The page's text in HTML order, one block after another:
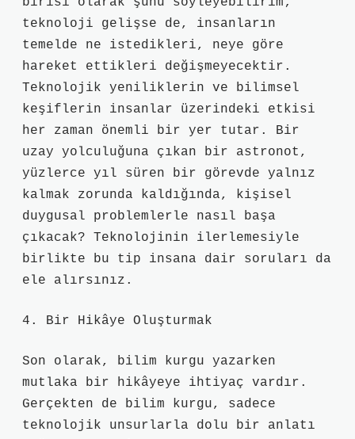
teknoloji gelişse de, insanların
temelde ne istedikleri, neye göre
hareket ettikleri değişmeyecektir.
Teknolojik yeniliklerin ve bilimsel
keşiflerin insanlar üzerindeki etkisi
her zaman önemli bir yer tutar. Bir
uzay yolculuğuna çıkan bir astronot,
yüzlerce yıl süren bir görevde yalnız
kalmak zorunda kaldığında, kişisel
duygusal problemlerle nasıl başa
çıkacak? Teknolojinin ilerlemesiyle
birlikte bu tip insana dair soruları da
ele alırsınız.
4. Bir Hikâye Oluşturmak
Son olarak, bilim kurgu yazarken
mutlaka bir hikâyeye ihtiyaç vardır.
Gerçekten de bilim kurgu, sadece
teknolojik unsurlarla dolu bir anlatı